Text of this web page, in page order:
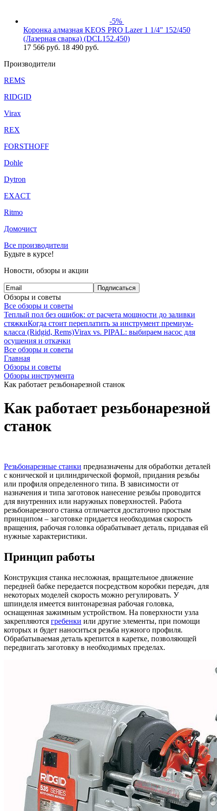
-5%
Коронка алмазная KEOS PRO Lazer 1 1/4" 152/450
(Лазерная сварка) (DCL152.450)
17 566 руб. 18 490 руб.
Производители
REMS
RIDGID
Virax
REX
FORSTHOFF
Dohle
Dytron
EXACT
Ritmo
Домочист
Все производители
Будьте в курсе!
Новости, обзоры и акции
Подписаться
Обзоры и советы
Все обзоры и советы
Теплый пол без ошибок: от расчета мощности до заливки
стяжкиКогда стоит переплатить за инструмент премиум-
класса (Ridgid, Rems)Virax vs. PIPAL: выбираем насос для
осушения и откачки
Все обзоры и советы
Главная
Обзоры и советы
Обзоры инструмента
Как работает резьбонарезной станок
Как работает резьбонарезной
станок
Резьбонарезные станки предназначены для обработки деталей
с конической и цилиндрической формой, придания резьбы
или профиля определенного типа. В зависимости от
назначения и типа заготовок нанесение резьбы проводится
для внутренних или наружных поверхностей. Работа
резьбонарезного станка отличается достаточно простым
принципом – заготовке придается необходимая скорость
вращения, рабочая головка обрабатывает деталь, придавая ей
нужные характеристики.
Принцип работы
Конструкция станка несложная, вращательное движение
передней бабке передается посредством коробки передач, для
некоторых моделей скорость можно регулировать. У
шпинделя имеется винтонарезная рабочая головка,
оснащенная зажимным устройством. На поверхности узла
закрепляются гребенки или другие элементы, при помощи
которых и будет наноситься резьба нужного профиля.
Обрабатываемая деталь крепится в каретке, позволяющей
передвигать заготовку в необходимых пределах.